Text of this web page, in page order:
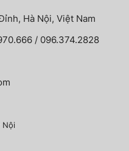
Hà Nội, Việt Nam
/ 096.374.2828
Nội